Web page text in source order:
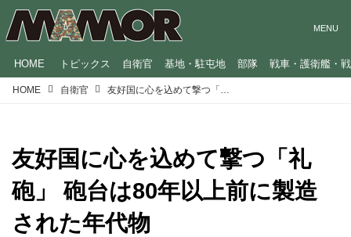
HOME トピックス 自衛官 基地・駐屯地 部隊 戦車・護衛艦・
HOME 自衛官
友好国に心を込めて撃つ「礼
砲」 砲台は80年以上前に製造
された年代物